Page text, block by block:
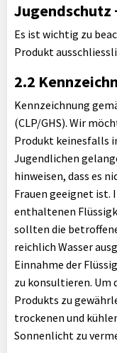
Jugendschutz
Es ist wichtig zu
Produkt
2.2
Kennzeichnung
(CLP/GHS). Wir
Produkt keinesfalls
Jugendlichen
hinweisen, dass es
Frauen geeignet ist.
enthaltenen
sollten die
reichlich Wasser
Einnahme der
zu konsultieren. Um
Produkts zu
trockenen und
Sonnenlicht zu